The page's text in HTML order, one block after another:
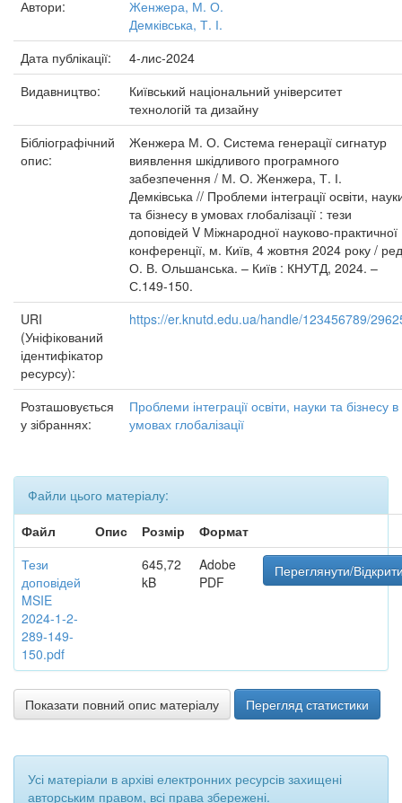
Автори:
Женжера, М. О.
Демківська, Т. І.
Дата публікації:
4-лис-2024
Видавництво:
Київський національний університет
технологій та дизайну
Бібліографічний
опис:
Женжера М. О. Система генерації сигнатур
виявлення шкідливого програмного
забезпечення / М. О. Женжера, Т. І.
Демківська // Проблеми інтеграції освіти,
та бізнесу в умовах глобалізації : тези
доповідей V Міжнародної науково-практичної
конференції, м. Київ, 4 жовтня 2024 року /
О. В. Ольшанська. – Київ : КНУТД, 2024. –
С.149-150.
URI
(Уніфікований
ідентифікатор
ресурсу):
https://er.knutd.edu.ua/handle/123456789/
Розташовується
у зібраннях:
Проблеми інтеграції освіти, науки та бізнесу в
умовах глобалізації
Файли цього матеріалу:
Файл
Опис Розмір
Формат
Тези
доповідей
MSIE
2024-1-2-
289-149-
150.pdf
645,72
kB
Adobe
PDF
Переглянути/
Показати повний опис матеріалу Перегляд статистики
Усі матеріали в архіві електронних ресурсів захищені
авторським правом, всі права збережені.